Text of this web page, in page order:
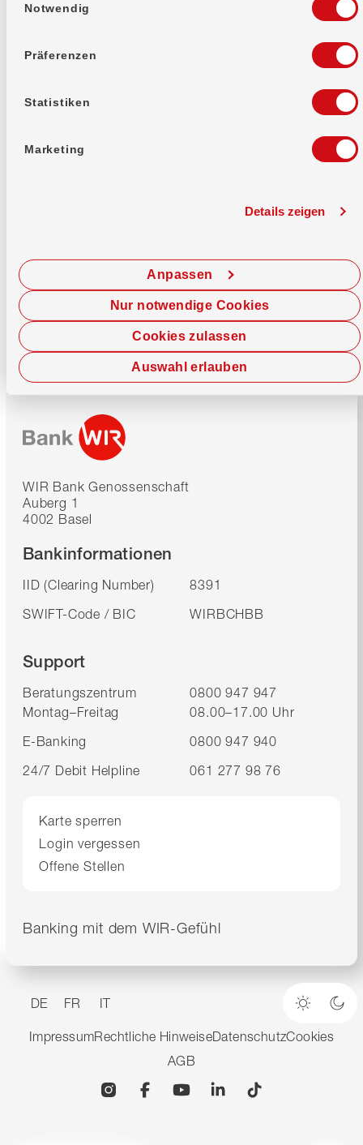
Notwendig
Präferenzen
Statistiken
Marketing
Details zeigen
Cookies zulassen
Anpassen
Auswahl erlauben
Nur notwendige Cookies
Kontaktformular
Jetzt chatten
WIR Bank Genossenschaft
Auberg 1
4002 Basel
Bankinformationen
IID (Clearing Number)
8391
SWIFT-Code / BIC
WIRBCHBB
Support
Beratungszentrum
0800 947 947
Montag–Freitag
08.00–17.00 Uhr
E-Banking
0800 947 940
24/7 Debit Helpline
061 277 98 76
Karte sperren
Login vergessen
Offene Stellen
Banking mit dem WIR-Gefühl
DE FR IT
Heller
ImpressumRechtliche HinweiseDatenschutzCookies
AGB
InstagramFacebookYouTubeLinkedin